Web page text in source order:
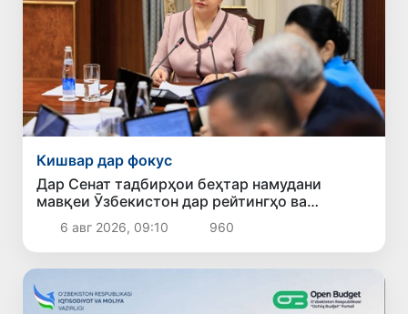
Кишвар дар фокус
Дар Сенат тадбирҳои беҳтар намудани
мавқеи Ӯзбекистон дар рейтингҳо ва
индексҳои байналмилалӣ баррасӣ шуданд
6 авг 2026, 09:10 960